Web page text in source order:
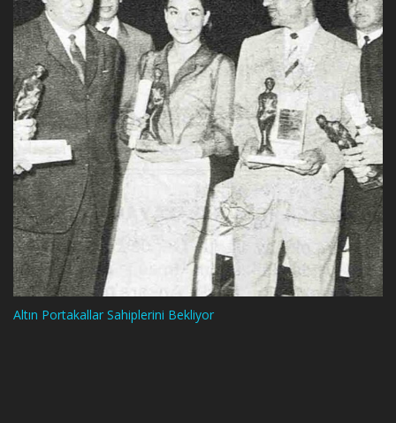
Altın Portakallar Sahiplerini Bekliyor